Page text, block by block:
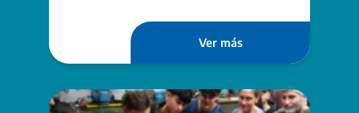
Ver más